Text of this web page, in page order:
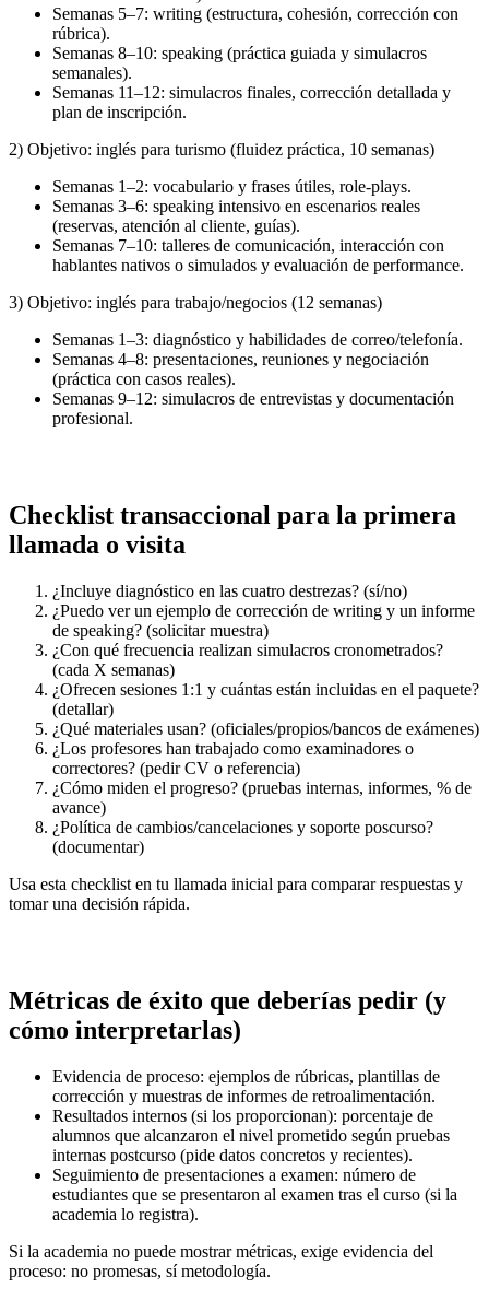
Semanas 5–7: writing (estructura, cohesión, corrección con
rúbrica).
Semanas 8–10: speaking (práctica guiada y simulacros
semanales).
Semanas 11–12: simulacros finales, corrección detallada y
plan de inscripción.
2) Objetivo: inglés para turismo (fluidez práctica, 10 semanas)
Semanas 1–2: vocabulario y frases útiles, role-plays.
Semanas 3–6: speaking intensivo en escenarios reales
(reservas, atención al cliente, guías).
Semanas 7–10: talleres de comunicación, interacción con
hablantes nativos o simulados y evaluación de performance.
3) Objetivo: inglés para trabajo/negocios (12 semanas)
Semanas 1–3: diagnóstico y habilidades de correo/telefonía.
Semanas 4–8: presentaciones, reuniones y negociación
(práctica con casos reales).
Semanas 9–12: simulacros de entrevistas y documentación
profesional.
Checklist transaccional para la primera
llamada o visita
¿Incluye diagnóstico en las cuatro destrezas? (sí/no)
¿Puedo ver un ejemplo de corrección de writing y un informe
de speaking? (solicitar muestra)
¿Con qué frecuencia realizan simulacros cronometrados?
(cada X semanas)
¿Ofrecen sesiones 1:1 y cuántas están incluidas en el paquete?
(detallar)
¿Qué materiales usan? (oficiales/propios/bancos de exámenes)
¿Los profesores han trabajado como examinadores o
correctores? (pedir CV o referencia)
¿Cómo miden el progreso? (pruebas internas, informes, % de
avance)
¿Política de cambios/cancelaciones y soporte poscurso?
(documentar)
Usa esta checklist en tu llamada inicial para comparar respuestas y
tomar una decisión rápida.
Métricas de éxito que deberías pedir (y
cómo interpretarlas)
Evidencia de proceso: ejemplos de rúbricas, plantillas de
corrección y muestras de informes de retroalimentación.
Resultados internos (si los proporcionan): porcentaje de
alumnos que alcanzaron el nivel prometido según pruebas
internas postcurso (pide datos concretos y recientes).
Seguimiento de presentaciones a examen: número de
estudiantes que se presentaron al examen tras el curso (si la
academia lo registra).
Si la academia no puede mostrar métricas, exige evidencia del
proceso: no promesas, sí metodología.